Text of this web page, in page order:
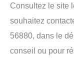
Consultez le site
souhaitez
56880, dans le
conseil ou pour